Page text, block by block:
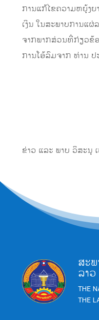
ການແກ້ໄຂຄວາມຫຍຸ້ງຍ
ເງິນ ໃນສະພາບການແຜ່
ຈາກພາກສ່ວນທີ່ກ່ຽວຂ້
ການໂອ້ລົມຈາກ ທ່ານ
ຂ່າວ ແລະ ພາບ ວິສະນຸ
ສະ
ລາວ
THE
THE